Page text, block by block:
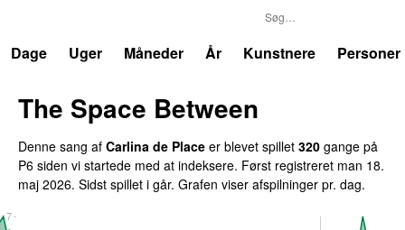
Dage
Uger Måneder År Kunstnere Personer
The Space Between
Denne sang af Carlina de Place er blevet spillet 320 gange på
P6 siden vi startede med at indeksere. Først registreret man 18.
maj 2026. Sidst spillet i går. Grafen viser afspilninger pr. dag.
7